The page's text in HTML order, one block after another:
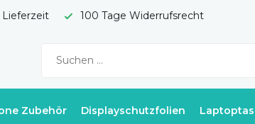
Lieferzeit 100 Tage Widerrufsrecht
Zubehör Displayschutzfolien